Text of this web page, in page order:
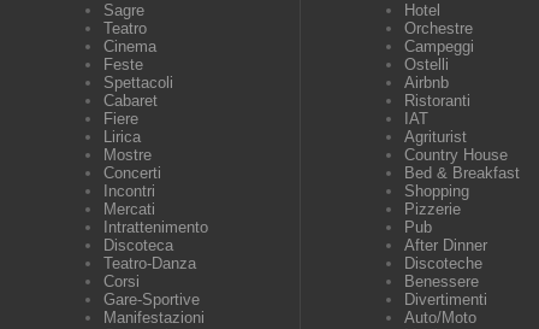
Sagre
Teatro
Cinema
Feste
Spettacoli
Cabaret
Fiere
Lirica
Mostre
Concerti
Incontri
Mercati
Intrattenimento
Discoteca
Teatro-Danza
Corsi
Gare-Sportive
Manifestazioni
Hotel
Orchestre
Campeggi
Ostelli
Airbnb
Ristoranti
IAT
Agriturist
Country House
Bed & Breakfast
Shopping
Pizzerie
Pub
After Dinner
Discoteche
Benessere
Divertimenti
Auto/Moto